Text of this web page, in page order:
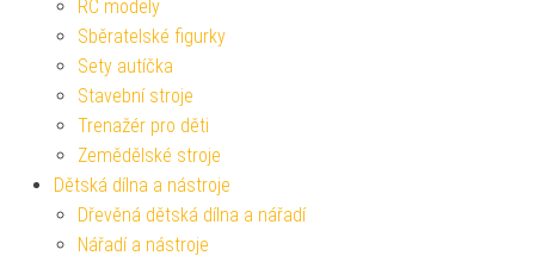
RC modely
Sběratelské figurky
Sety autíčka
Stavební stroje
Trenažér pro děti
Zemědělské stroje
Dětská dílna a nástroje
Dřevěná dětská dílna a nářadí
Nářadí a nástroje